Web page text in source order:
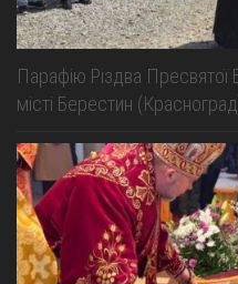
Парафію Різдва
місті Берестин